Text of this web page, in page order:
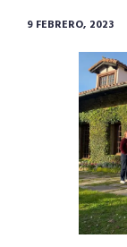
9 FEBRERO, 2023